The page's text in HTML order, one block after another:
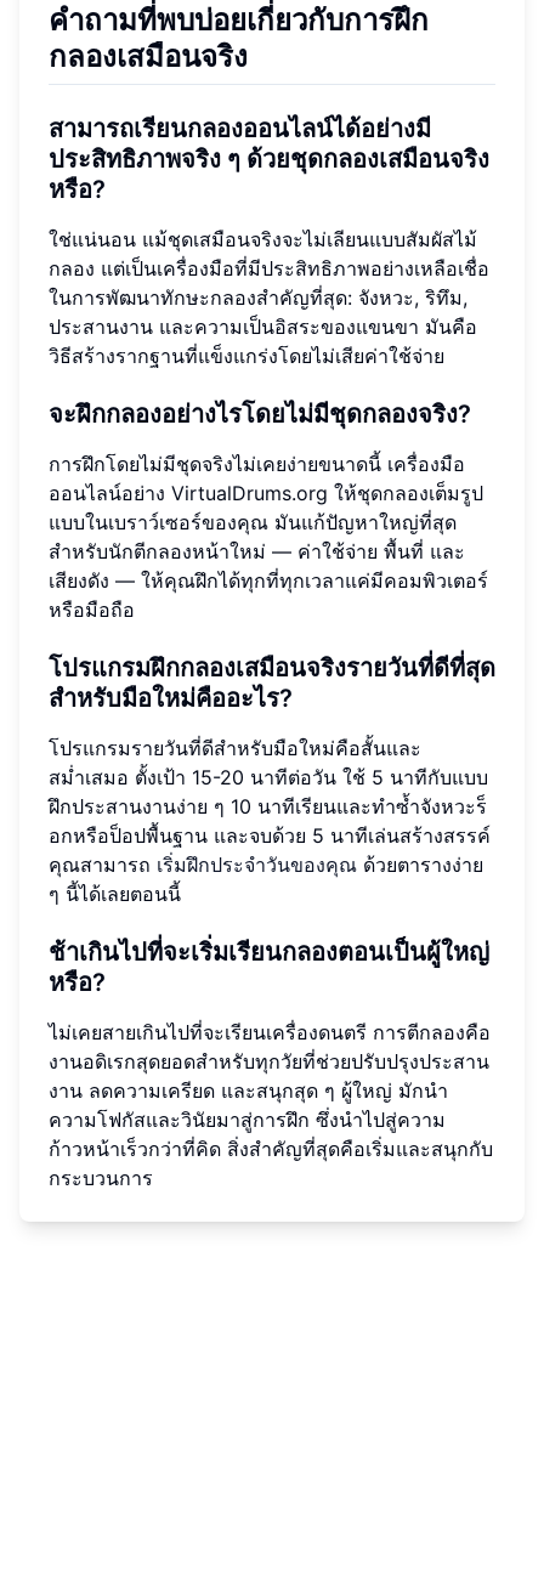
คำถามที่พบบ่อยเกี่ยวกับการฝึก
กลองเสมือนจริง
สามารถเรียนกลองออนไลน์ได้อย่างมี
ประสิทธิภาพจริง ๆ ด้วยชุดกลองเสมือนจริง
หรือ?
ใช่แน่นอน แม้ชุดเสมือนจริงจะไม่เลียนแบบสัมผัสไม้
กลอง แต่เป็นเครื่องมือที่มีประสิทธิภาพอย่างเหลือเชื่อ
ในการพัฒนาทักษะกลองสำคัญที่สุด: จังหวะ, ริทึม,
ประสานงาน และความเป็นอิสระของแขนขา มันคือ
วิธีสร้างรากฐานที่แข็งแกร่งโดยไม่เสียค่าใช้จ่าย
จะฝึกกลองอย่างไรโดยไม่มีชุดกลองจริง?
การฝึกโดยไม่มีชุดจริงไม่เคยง่ายขนาดนี้ เครื่องมือ
ออนไลน์อย่าง VirtualDrums.org ให้ชุดกลองเต็มรูป
แบบในเบราว์เซอร์ของคุณ มันแก้ปัญหาใหญ่ที่สุด
สำหรับนักตีกลองหน้าใหม่ — ค่าใช้จ่าย พื้นที่ และ
เสียงดัง — ให้คุณฝึกได้ทุกที่ทุกเวลาแค่มีคอมพิวเตอร์
หรือมือถือ
โปรแกรมฝึกกลองเสมือนจริงรายวันที่ดีที่สุด
สำหรับมือใหม่คืออะไร?
โปรแกรมรายวันที่ดีสำหรับมือใหม่คือสั้นและ
สม่ำเสมอ ตั้งเป้า 15-20 นาทีต่อวัน ใช้ 5 นาทีกับแบบ
ฝึกประสานงานง่าย ๆ 10 นาทีเรียนและทำซ้ำจังหวะร็
อกหรือป็อปพื้นฐาน และจบด้วย 5 นาทีเล่นสร้างสรรค์
คุณสามารถ เริ่มฝึกประจำวันของคุณ ด้วยตารางง่าย
ๆ นี้ได้เลยตอนนี้
ช้าเกินไปที่จะเริ่มเรียนกลองตอนเป็นผู้ใหญ่
หรือ?
ไม่เคยสายเกินไปที่จะเรียนเครื่องดนตรี การตีกลองคือ
งานอดิเรกสุดยอดสำหรับทุกวัยที่ช่วยปรับปรุงประสาน
งาน ลดความเครียด และสนุกสุด ๆ ผู้ใหญ่ มักนำ
ความโฟกัสและวินัยมาสู่การฝึก ซึ่งนำไปสู่ความ
ก้าวหน้าเร็วกว่าที่คิด สิ่งสำคัญที่สุดคือเริ่มและสนุกกับ
กระบวนการ